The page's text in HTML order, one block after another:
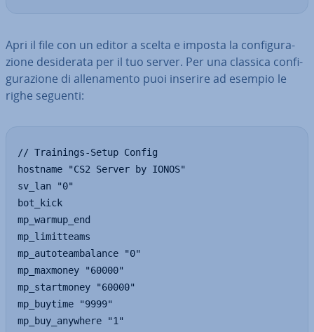
Apri il file con un editor a scelta e imposta la con­fi­gu­ra­
zio­ne de­si­de­ra­ta per il tuo server. Per una classica con­fi­
gu­ra­zio­ne di al­le­na­men­to puoi inserire ad esempio le
righe seguenti:
// Trainings-Setup Config
hostname "CS2 Server by IONOS"
sv_lan "0"
bot_kick
mp_warmup_end
mp_limitteams
mp_autoteambalance "0"
mp_maxmoney "60000"
mp_startmoney "60000"
mp_buytime "9999"
mp_buy_anywhere "1"